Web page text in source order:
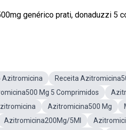
genérico prati, donaduzzi 5
Azitromicina Receita
Mg 5 Comprimidos
Azitromicina500 Mg
Azitromicina200Mg/5Ml